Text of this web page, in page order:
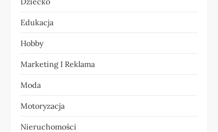
p
i
s
u
Edukacja
Hobby
Marketing I Reklama
Moda
Motoryzacja
Nieruchomości